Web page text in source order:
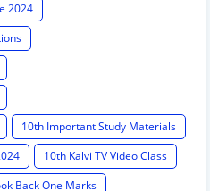
2024
10th Important Study Materials
10th Kalvi TV Video Class
Back One Marks